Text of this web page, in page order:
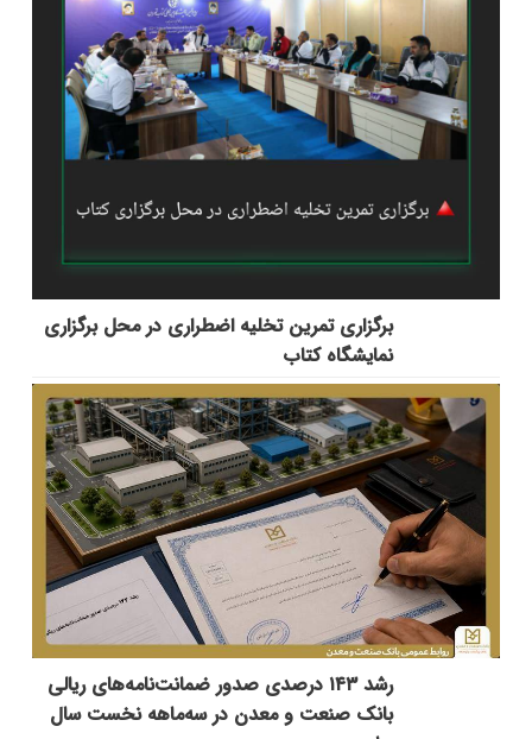
برگزاری تمرین تخلیه اضطراری در محل برگزاری
نمایشگاه کتاب
رشد ۱۴۳ درصدی صدور ضمانت‌نامه‌های ریالی
بانک صنعت و معدن در سه‌ماهه نخست سال